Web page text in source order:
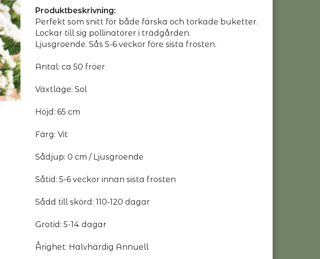
Produktbeskrivning:
Perfekt som snitt för både färska och torkade buketter.
Lockar till sig pollinatörer i trädgården.
Ljusgroende. Sås 5-6 veckor före sista frosten.
Antal: ca 50 fröer
Växtläge: Sol
Höjd: 65 cm
Färg: Vit
Sådjup: 0 cm / Ljusgroende
Såtid: 5-6 veckor innan sista frosten
Sådd till skörd: 110-120 dagar
Grotid: 5-14 dagar
Årighet: Halvhärdig Annuell